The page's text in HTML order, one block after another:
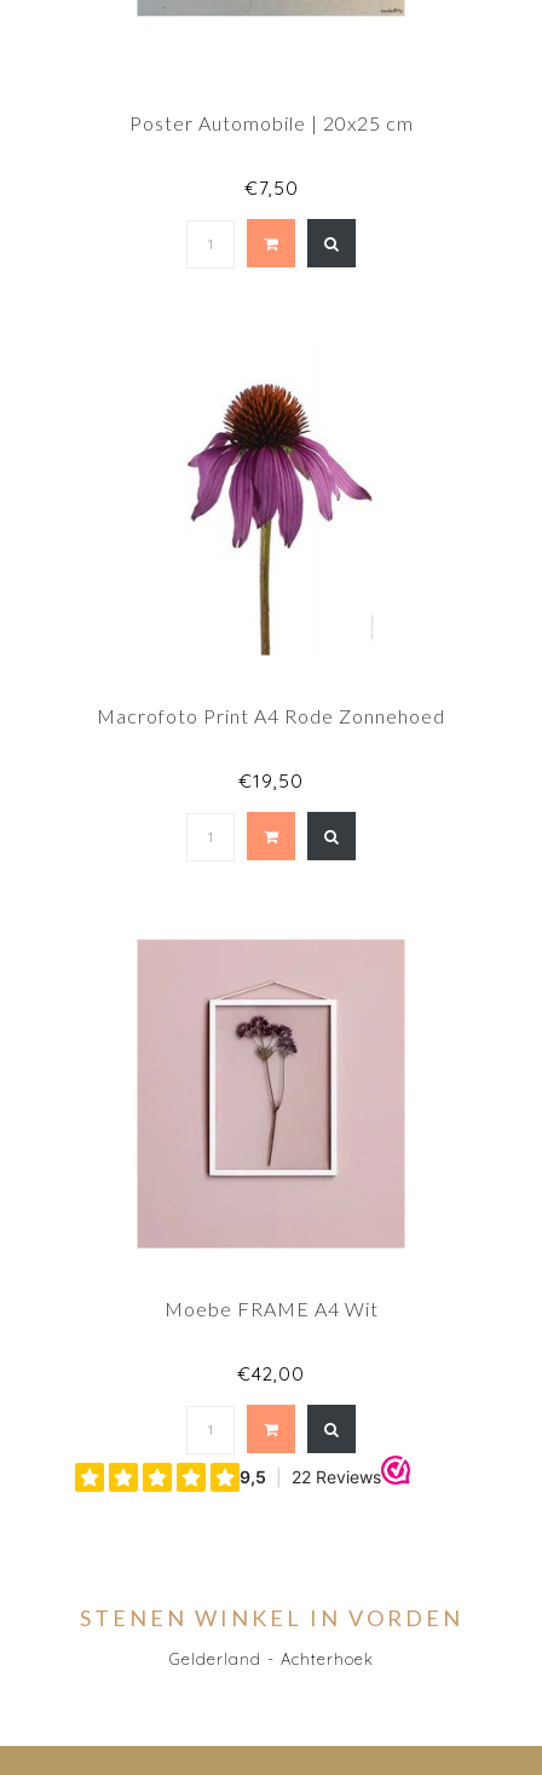
Poster Automobile | 20x25 cm
€7,50
Macrofoto Print A4 Rode Zonnehoed
€19,50
Moebe FRAME A4 Wit
€42,00
STENEN WINKEL IN VORDEN
Gelderland - Achterhoek